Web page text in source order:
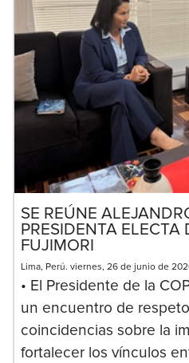
SE REÚNE
PRESIDENTA ELECTA
FUJIMORI
Lima, Perú. viernes, 26 de junio de
• El Presidente de la
un encuentro de
coincidencias sobre la
fortalecer los vínculos